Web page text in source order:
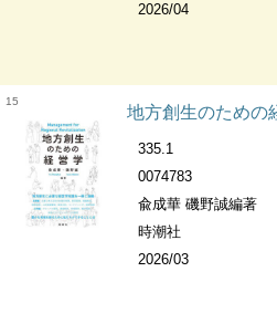
2026/04
15
地方創生のための
335.1
0074783
兪成華 磯野誠編著
時潮社
2026/03